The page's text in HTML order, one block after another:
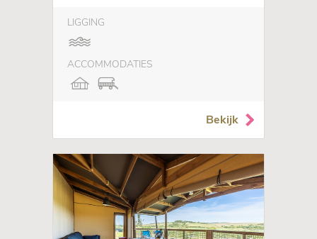
LIGGING
ACCOMMODATIES
Bekijk